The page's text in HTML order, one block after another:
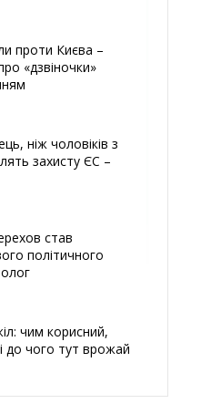
проти Києва –
«дзвіночки»
ніж чоловіків з
захисту ЄС –
став
політичного
чим корисний,
до чого тут врожай